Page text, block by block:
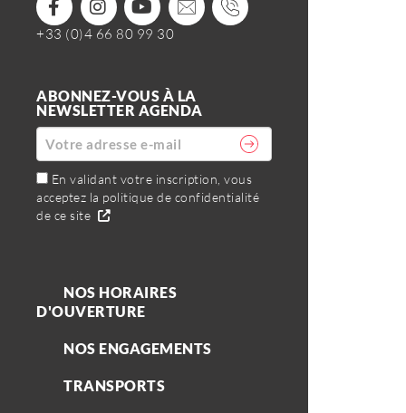
+33 (0)4 66 80 99 30
ABONNEZ-VOUS À LA
NEWSLETTER AGENDA
En validant votre inscription, vous
acceptez la politique de confidentialité
de ce site
NOS HORAIRES
D'OUVERTURE
NOS ENGAGEMENTS
TRANSPORTS